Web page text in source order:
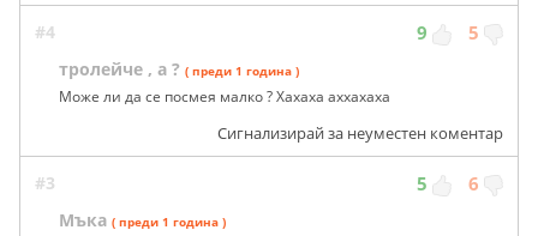
#4 9 5
тролейче , а ? ( преди 1 година )
Може ли да се посмея малко ? Хахаха аххахаха
Сигнализирай за неуместен коментар
#3 5 6
Мъка ( преди 1 година )